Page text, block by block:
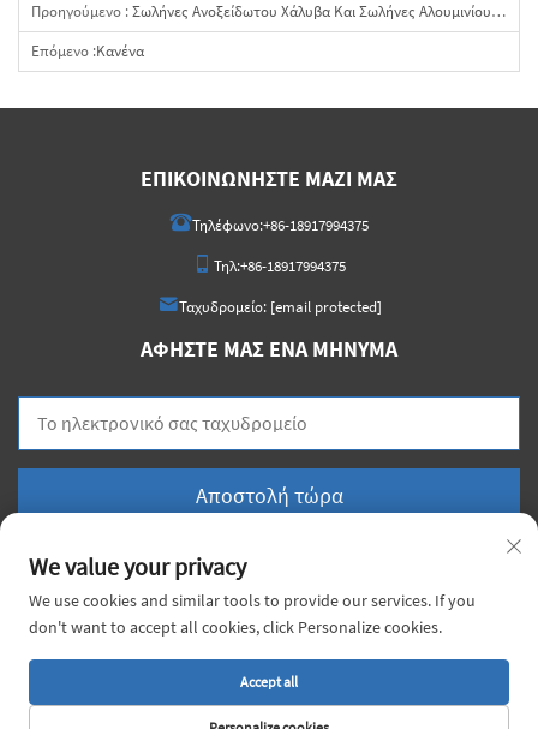
Προηγούμενο :Σωλήνες Ανοξείδωτου Χάλυβα Και Σωλήνες Αλουμινίου: Διαδικασία, Σύγκριση Απόδοσης Και Οδηγός Επιλογής
Επόμενο :Κανένα
ΕΠΙΚΟΙΝΩΝΉΣΤΕ ΜΑΖΊ ΜΑΣ
Τηλέφωνο:+86-18917994375
Τηλ:+86-18917994375
Ταχυδρομείο: [email protected]
ΑΦΉΣΤΕ ΜΑΣ ΈΝΑ ΜΉΝΥΜΑ
Αποστολή τώρα
We value your privacy
We use cookies and similar tools to provide our services. If you
don't want to accept all cookies, click Personalize cookies.
Accept all